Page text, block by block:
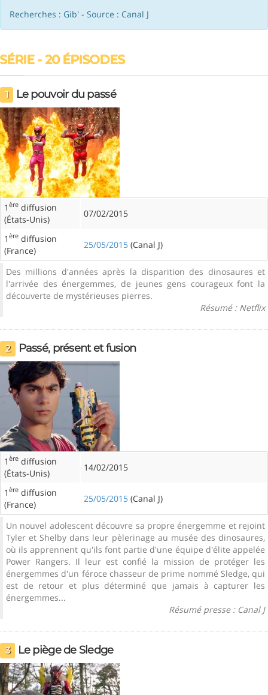
Recherches : Gib' - Source : Canal J
SÉRIE - 20 ÉPISODES
1 Le pouvoir du passé
1 ère diffusion
(États-Unis)
07/02/2015
1 ère diffusion
(France)
25/05/2015 (Canal J)
Des millions d'années après la disparition des dinosaures et
l'arrivée des énergemmes, de jeunes gens courageux font la
découverte de mystérieuses pierres.
Résumé : Netflix
2 Passé, présent et fusion
1 ère diffusion
(États-Unis)
14/02/2015
1 ère diffusion
(France)
25/05/2015 (Canal J)
Un nouvel adolescent découvre sa propre énergemme et rejoint
Tyler et Shelby dans leur pèlerinage au musée des dinosaures,
où ils apprennent qu'ils font partie d'une équipe d'élite appelée
Power Rangers. Il leur est confié la mission de protéger les
énergemmes d'un féroce chasseur de prime nommé Sledge, qui
est de retour et plus déterminé que jamais à capturer les
énergemmes...
Résumé presse : Canal J
3 Le piège de Sledge